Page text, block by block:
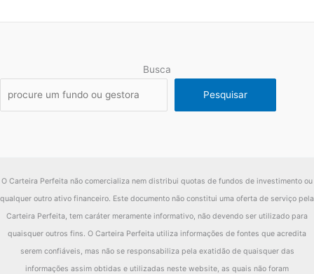
Busca
Pesquisar
O Carteira Perfeita não comercializa nem distribui quotas de fundos de investimento ou
qualquer outro ativo financeiro. Este documento não constitui uma oferta de serviço pela
Carteira Perfeita, tem caráter meramente informativo, não devendo ser utilizado para
quaisquer outros fins. O Carteira Perfeita utiliza informações de fontes que acredita
serem confiáveis, mas não se responsabiliza pela exatidão de quaisquer das
informações assim obtidas e utilizadas neste website, as quais não foram